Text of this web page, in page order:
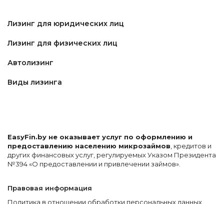
Лизинг для юридических лиц
Лизинг для физических лиц
Автолизинг
Виды лизинга
EasyFin.by не оказывает услуг по оформлению и
предоставлению населению микрозаймов , кредитов и
других финансовых услуг, регулируемых Указом Президента
№394 «О предоставлении и привлечении займов».
Правовая информация
Политика в отношении обработки персональных данных